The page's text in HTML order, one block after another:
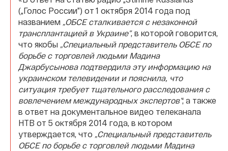
(„Голос России”) от 1 октября 2014 года под
названием „ОБСЕ сталкивается с незаконной
трансплантацией в Украине”, в которой говорится,
что якобы „Специальный представитель ОБСЕ по
борьбе с торговлей людьми Мадина
Джарбусынова подтвердила эту информацию на
украинском телевидении и пояснила, что
ситуация требует тщательного расследования с
вовлечением международных экспертов”; а также
в ответ на документальное видео телеканала
НТВ от 5 октября 2014 года, в котором
утверждается, что „Специальный представитель
ОБСЕ по борьбе с торговлей людьми Мадина